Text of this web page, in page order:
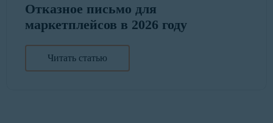
Отказное письмо для
маркетплейсов в 2026 году
Читать статью